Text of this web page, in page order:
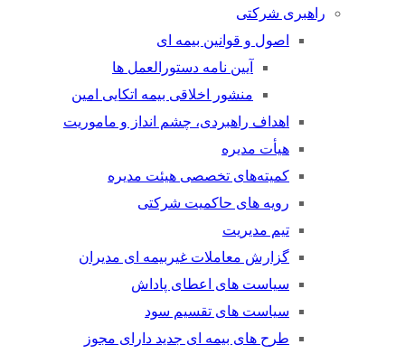
راهبری شرکتی
اصول و قوانین بیمه ای
آیین نامه دستورالعمل ها
منشور اخلاقی بیمه اتکایی امین
اهداف راهبردی، چشم انداز و ماموریت
هیأت مدیره
کمیته‌های تخصصی هیئت مدیره
رویه های حاکمیت شرکتی
تیم مدیریت
گزارش معاملات غیربیمه ای مدیران
سیاست های اعطای پاداش
سیاست های تقسیم سود
طرح های بیمه ای جدید دارای مجوز